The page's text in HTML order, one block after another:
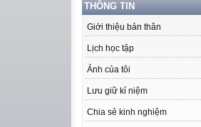
THÔNG TIN
Giới thiệu bản thân
Lịch học tập
Ảnh của tôi
Lưu giữ kỉ niệm
Chia sẻ kinh nghiệm